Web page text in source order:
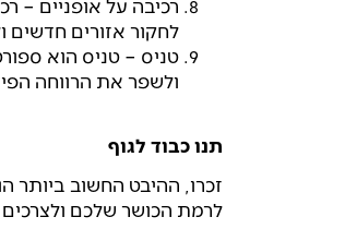
רכיבה על אופניים –
לחקור אזורים חדשים
טניס – טניס הוא
ולשפר את הרווחה
תנו כבוד לגוף
זכרו, ההיבט החשוב
לרמת הכושר שלכם